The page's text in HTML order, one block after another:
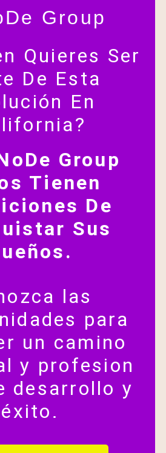
Group
Quieres Ser
De Esta
En
Group
Tienen
De
Sus
las
para
un camino
y profesion
desarrollo y
éxito.